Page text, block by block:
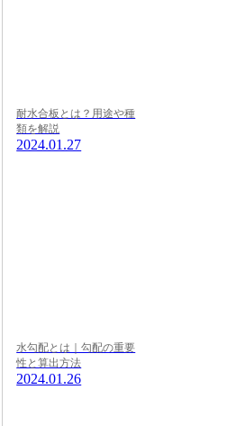
耐水合板とは？用途や種
類を解説
2024.01.27
水勾配とは｜勾配の重要
性と算出方法
2024.01.26